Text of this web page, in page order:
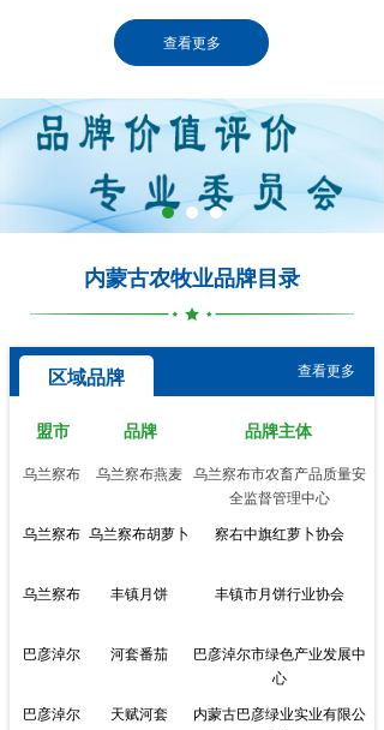
盟市 品牌主体
乌兰察布 乌兰察布燕麦 乌兰察布市农畜产品质量安
全监督管理中心
乌兰察布 乌兰察布胡萝卜 察右中旗红萝卜协会
乌兰察布 丰镇月饼 丰镇市月饼行业协会
巴彦淖尔 河套番茄
巴彦淖尔市绿色产业发展中
心
巴彦淖尔
天赋河套
内蒙古巴彦绿业实业有限公
品牌
查看更多
区域品牌
内蒙古农牧业品牌目录
查看更多